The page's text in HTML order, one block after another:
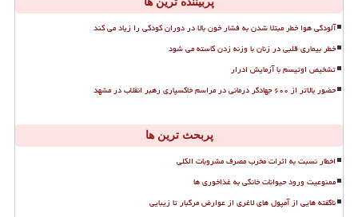
آلودگی هوا خطر مبتلا شدن به فشار خون بالا در دوران کودکی را زیاد می کند
خطر بیماری قلبی در زنان با وزنه زدن کاسته می شود
تشخیص اوتیسم با آزمایش ادرار
حضور بالاتر از ۶۰۰ جهادگر درمانی در مراسم خاکسپاری رهبر انقلاب در مشهد
پربحث ترین ها
اخطار نسبت به اثرات مخرب مصرف مشروبات الکلی
ممنوعیت ورود حیوانات خانگی به غذاخوری ها
ناگفته هایی از آمپول های لاغری از عوارض مرگبار تا زیبایی